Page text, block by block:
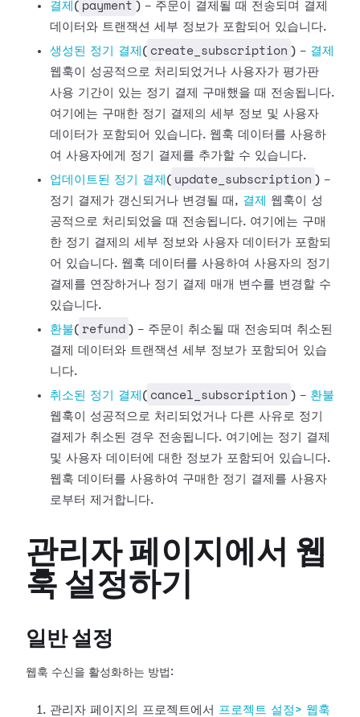
결제 ( payment ) - 주문이 결제될 때 전송되며 결제
데이터와 트랜잭션 세부 정보가 포함되어 있습니다.
생성된 정기
결제 ( create_subscription ) - 결제
웹훅이 성공적으로 처리되었거나 사용자가 평가판
사용 기간이 있는 정기 결제 구매했을 때 전송됩니다.
여기에는 구매한 정기 결제의 세부 정보 및 사용자
데이터가 포함되어 있습니다. 웹훅 데이터를 사용하
여 사용자에게 정기 결제를 추가할 수 있습니다.
업데이트된 정기
결제 ( update_subscription ) -
정기 결제가 갱신되거나 변경될 때, 결제 웹훅이
성
공적으로 처리되었을 때 전송됩니다. 여기에는 구매
한 정기 결제의 세부 정보와 사용자 데이터가 포함되
어 있습니다. 웹훅 데이터를 사용하여 사용자의 정기
결제를 연장하거나 정기 결제 매개 변수를 변경할 수
있습니다.
환불( refund ) - 주문이 취소될 때 전송되며 취소된
결제
데이터와 트랜잭션 세부 정보가 포함되어 있습
니다.
취소된 정기
결제 ( cancel_subscription ) - 환불
웹훅이
성공적으로 처리되었거나 다른 사유로 정기
결제가 취소된 경우 전송됩니다. 여기에는 정기 결제
및 사용자 데이터에 대한 정보가 포함되어 있습니다.
웹훅 데이터를 사용하여 구매한 정기 결제를 사용자
로부터 제거합니다.
관리자 페이지에서 웹
훅 설정하기
일반 설정
웹훅 수신을 활성화하는 방법:
관리자 페이지의 프로젝트에서 프로젝트 설정> 웹훅